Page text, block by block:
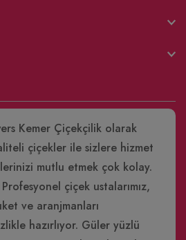
Kemer Çiçekçilik olarak
çiçekler ile sizlere hizmet
mutlu etmek çok kolay.
çiçek ustalarımız,
ve aranjmanları
hazırlıyor. Güler yüzlü